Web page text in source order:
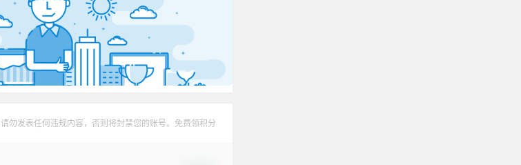
请勿发表任何违规内容，否则将封禁您的账号。免费领积分